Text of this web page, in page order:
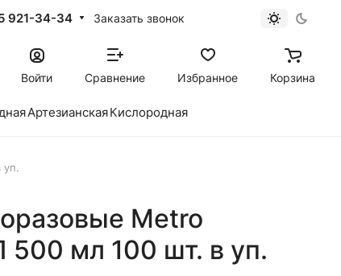
921-34-34 Заказать звонок
Войти Сравнение Избранное Корзина
АртезианскаяКислородная
Metro
мл 100 шт. в уп.